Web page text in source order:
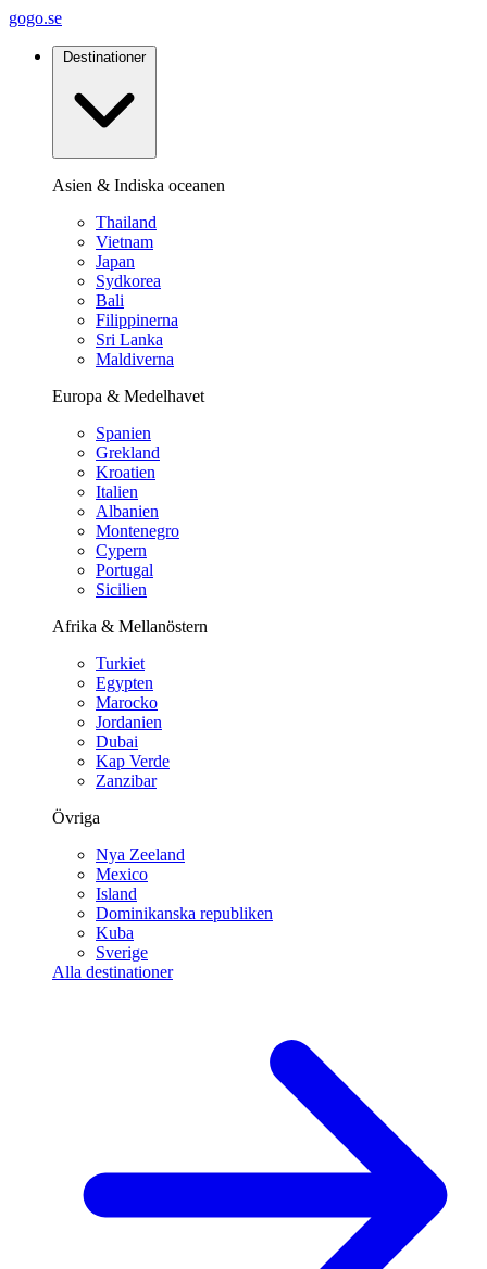
gogo.se
Destinationer
Asien & Indiska oceanen
Thailand
Vietnam
Japan
Sydkorea
Bali
Filippinerna
Sri Lanka
Maldiverna
Europa & Medelhavet
Spanien
Grekland
Kroatien
Italien
Albanien
Montenegro
Cypern
Portugal
Sicilien
Afrika & Mellanöstern
Turkiet
Egypten
Marocko
Jordanien
Dubai
Kap Verde
Zanzibar
Övriga
Nya Zeeland
Mexico
Island
Dominikanska republiken
Kuba
Sverige
Alla destinationer